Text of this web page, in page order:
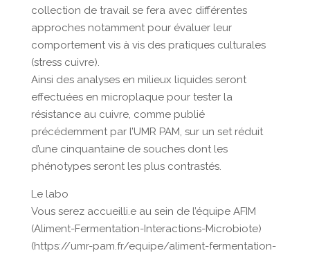
collection de travail se fera avec différentes
approches notamment pour évaluer leur
comportement vis à vis des pratiques culturales
(stress cuivre).
Ainsi des analyses en milieux liquides seront
effectuées en microplaque pour tester la
résistance au cuivre, comme publié
précédemment par l’UMR PAM, sur un set réduit
d’une cinquantaine de souches dont les
phénotypes seront les plus contrastés.
Le labo
Vous serez accueilli.e au sein de l’équipe AFIM
(Aliment-Fermentation-Interactions-Microbiote)
(https://umr-pam.fr/equipe/aliment-fermentation-